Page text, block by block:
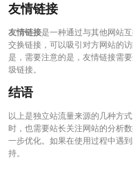
友情链接
友情链接是一种通过与其他网站
交换链接，可以吸引对方网站的
是，需要注意的是，友情链接需
圾链接。
结语
以上是独立站流量来源的几种方
时，也需要站长关注网站的分析
一步优化。如果在使用过程中遇
持。